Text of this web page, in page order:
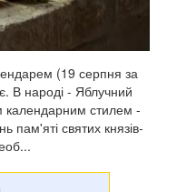
(19 серпня за
В народі - Яблучний
календарним стилем -
святих князів-